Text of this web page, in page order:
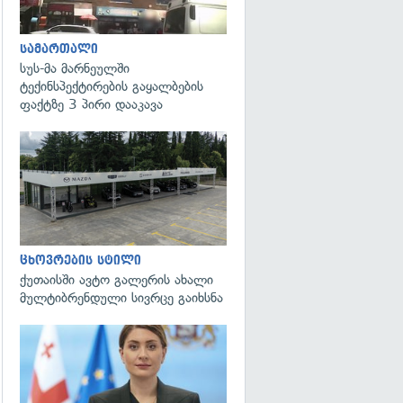
სამართალი
სუს-მა მარნეულში
ტექინსპექტირების გაყალბების
ფაქტზე 3 პირი დააკავა
ცხოვრების სტილი
ქუთაისში ავტო გალერის ახალი
მულტიბრენდული სივრცე გაიხსნა